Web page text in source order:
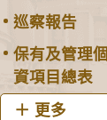
巡察報告
保有及管理個
資項目總表
更多